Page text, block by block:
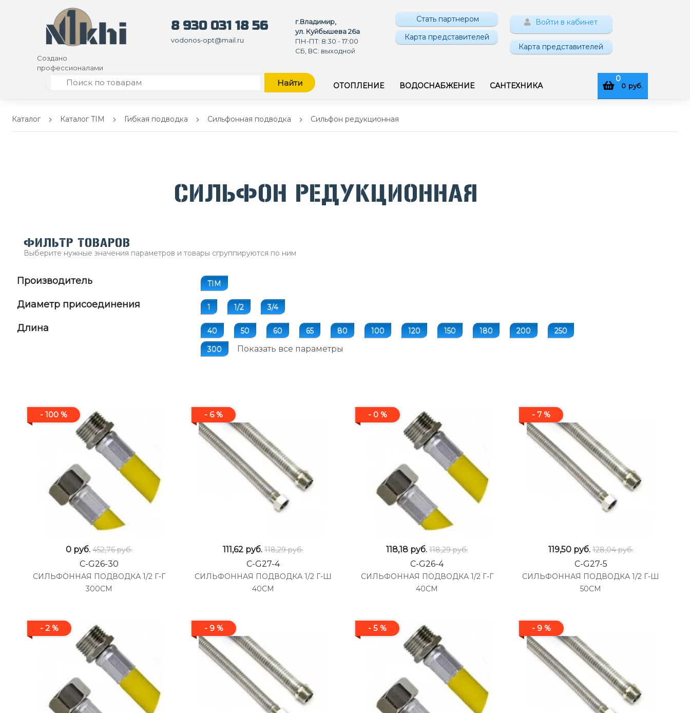
Создано
профессионалами
8 930 031 18 56
vodonos-opt@mail.ru
г.Владимир,
ул. Куйбышева 26а
ПН-ПТ: 8:30 - 17:00
СБ, ВС: выходной
Стать партнером
Карта представителей
Войти в кабинет
Карта представителей
Найти ОТОПЛЕНИЕ ВОДОСНАБЖЕНИЕ САНТЕХНИКА
0
0 руб.
Каталог Каталог TIM Гибкая подводка Сильфонная подводка Сильфон редукционная
СИЛЬФОН РЕДУКЦИОННАЯ
ФИЛЬТР ТОВАРОВ
Выберите нужные значения параметров и товары сгруппируются по ним
Производитель TIM
Диаметр присоединения 1 1/2 3/4
Длина 40 50 60 65 80 100 120 150 180 200
250
300
Показать все параметры
- 100 %
0 руб. 452,76 руб.
C-G26-30
СИЛЬФОННАЯ ПОДВОДКА 1/2 Г-Г
300СМ
- 6 %
111,62 руб. 118,29 руб.
C-G27-4
СИЛЬФОННАЯ ПОДВОДКА 1/2 Г-Ш
40СМ
- 0 %
118,18 руб. 118,29 руб.
C-G26-4
СИЛЬФОННАЯ ПОДВОДКА 1/2 Г-Г
40СМ
- 7 %
119,50 руб. 128,04 руб.
C-G27-5
СИЛЬФОННАЯ ПОДВОДКА 1/2 Г-Ш
50СМ
- 2 % - 9 % - 5 % - 9 %